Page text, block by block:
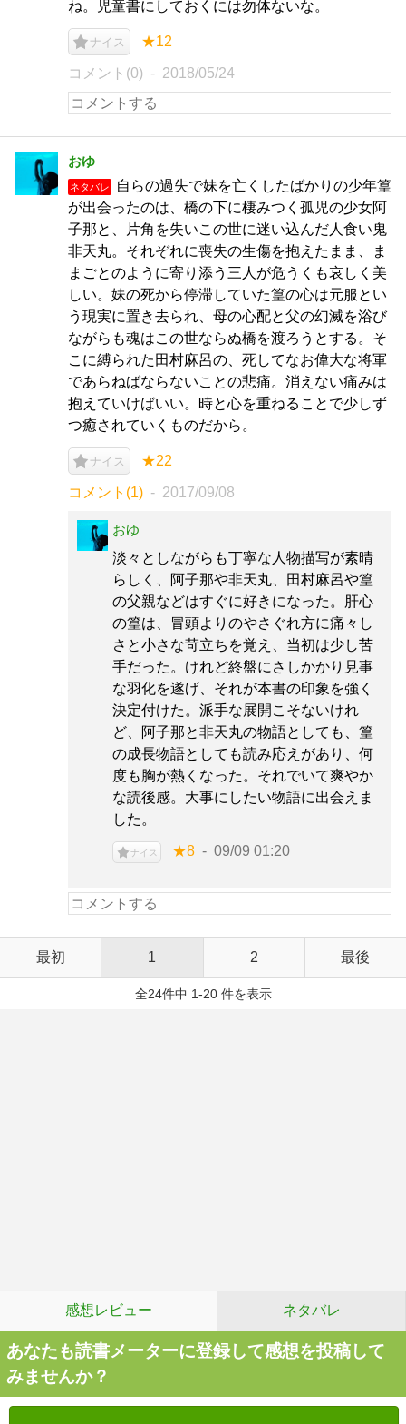
ね。児童書にしておくには勿体ないな。
ナイス ★12
コメント(0) 2018/05/24
おゆ
ネタバレ
自らの過失で妹を亡くしたばかりの少年篁
が出会ったのは、橋の下に棲みつく孤児の少女阿
子那と、片角を失いこの世に迷い込んだ人食い鬼
非天丸。それぞれに喪失の生傷を抱えたまま、ま
まごとのように寄り添う三人が危うくも哀しく美
しい。妹の死から停滞していた篁の心は元服とい
う現実に置き去られ、母の心配と父の幻滅を浴び
ながらも魂はこの世ならぬ橋を渡ろうとする。そ
こに縛られた田村麻呂の、死してなお偉大な将軍
であらねばならないことの悲痛。消えない痛みは
抱えていけばいい。時と心を重ねることで少しず
つ癒されていくものだから。
ナイス ★22
コメント(1) 2017/09/08
おゆ
淡々としながらも丁寧な人物描写が素晴
らしく、阿子那や非天丸、田村麻呂や篁
の父親などはすぐに好きになった。肝心
の篁は、冒頭よりのやさぐれ方に痛々し
さと小さな苛立ちを覚え、当初は少し苦
手だった。けれど終盤にさしかかり見事
な羽化を遂げ、それが本書の印象を強く
決定付けた。派手な展開こそないけれ
ど、阿子那と非天丸の物語としても、篁
の成長物語としても読み応えがあり、何
度も胸が熱くなった。それでいて爽やか
な読後感。大事にしたい物語に出会えま
した。
ナイス ★8 09/09 01:20
最初 1 2 最後
全24件中 1-20 件を表示
感想レビュー ネタバレ
あなたも読書メーターに登録して感想を投稿して
みませんか？